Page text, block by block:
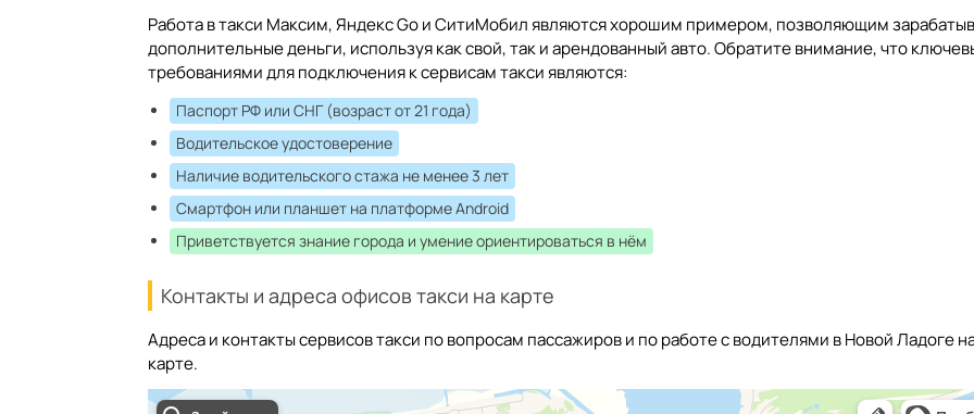
Работа в такси Максим, Яндекс Go и СитиМобил являются хорошим примером, позволяющим
дополнительные деньги, используя как свой, так и арендованный авто. Обратите внимание, что
требованиями для подключения к сервисам такси являются:
Паспорт РФ или СНГ (возраст от 21 года)
Водительское удостоверение
Наличие водительского стажа не менее 3 лет
Смартфон или планшет на платформе Android
Приветствуется знание города и умение ориентироваться в нём
Контакты и адреса офисов такси на карте
Адреса и контакты сервисов такси по вопросам пассажиров и по работе с водителями в Новой Ладоге
карте.